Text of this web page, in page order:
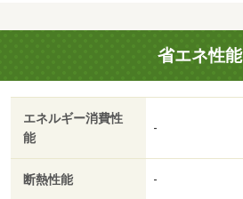
／築３年以内／駅徒歩１０分以内
ロパンガス／ＢＳ／敷金・礼金不
／初期費用カード決済可／フレス
で６５０ｍ／ローソン伏見向島店
ｍ／むかいじま病院（病院）まで７
（大学・短大）まで３５００ｍ／京
ｍ/賃貸戸数:8戸
省エネ性能
エネルギー消費性
能
-
断熱性能 -